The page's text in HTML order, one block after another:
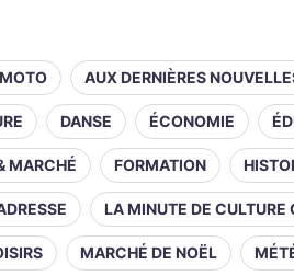
AUX DERNIÈRES
DANSE ÉCONOMIE
MARCHÉ FORMATION
LA MINUTE DE CULTURE
MARCHÉ DE NOËL